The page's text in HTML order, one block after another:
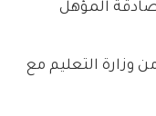
المؤهل
وزارة التعليم مع